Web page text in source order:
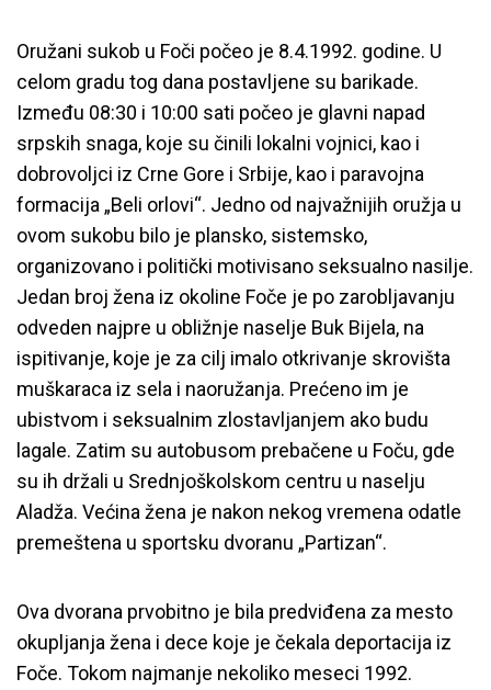
Oružani sukob u Foči počeo je 8.4.1992. godine. U
celom gradu tog dana postavljene su barikade.
Između 08:30 i 10:00 sati počeo je glavni napad
srpskih snaga, koje su činili lokalni vojnici, kao i
dobrovoljci iz Crne Gore i Srbije, kao i paravojna
formacija „Beli orlovi“. Jedno od najvažnijih oružja u
ovom sukobu bilo je plansko, sistemsko,
organizovano i politički motivisano seksualno nasilje.
Jedan broj žena iz okoline Foče je po zarobljavanju
odveden najpre u obližnje naselje Buk Bijela, na
ispitivanje, koje je za cilj imalo otkrivanje skrovišta
muškaraca iz sela i naoružanja. Prećeno im je
ubistvom i seksualnim zlostavljanjem ako budu
lagale. Zatim su autobusom prebačene u Foču, gde
su ih držali u Srednjoškolskom centru u naselju
Aladža. Većina žena je nakon nekog vremena odatle
premeštena u sportsku dvoranu „Partizan“.
Ova dvorana prvobitno je bila predviđena za mesto
okupljanja žena i dece koje je čekala deportacija iz
Foče. Tokom najmanje nekoliko meseci 1992.